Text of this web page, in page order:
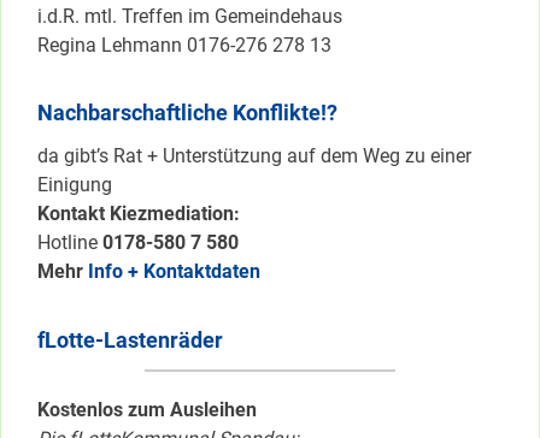
i.d.R. mtl. Treffen im Gemeindehaus
Regina Lehmann 0176-276 278 13
Nachbarschaftliche Konflikte!?
da gibt’s Rat + Unterstützung auf dem Weg zu einer
Einigung
Kontakt Kiezmediation:
Hotline 0178-580 7 580
Mehr Info + Kontaktdaten
fLotte-Lastenräder
Kostenlos zum Ausleihen